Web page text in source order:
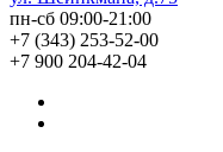
пн-сб 09:00-21:00
+7 (343) 253-52-00
+7 900 204-42-04